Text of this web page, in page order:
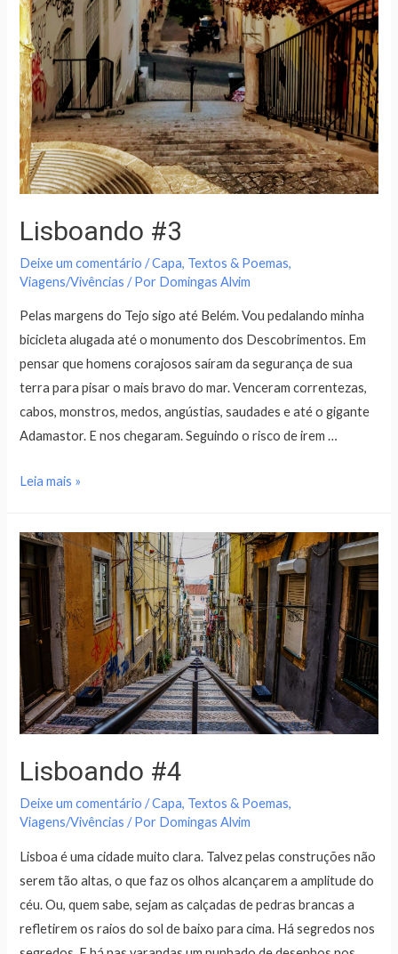
Lisboando #3
Deixe um comentário /Capa, Textos & Poemas,
Viagens/Vivências / Por Domingas Alvim
Pelas margens do Tejo sigo até Belém. Vou pedalando minha
bicicleta alugada até o monumento dos Descobrimentos. Em
pensar que homens corajosos saíram da segurança de sua
terra para pisar o mais bravo do mar. Venceram correntezas,
cabos, monstros, medos, angústias, saudades e até o gigante
Adamastor. E nos chegaram. Seguindo o risco de irem …
Leia mais »
Lisboando #4
Deixe um comentário /Capa, Textos & Poemas,
Viagens/Vivências / Por Domingas Alvim
Lisboa é uma cidade muito clara. Talvez pelas construções não
serem tão altas, o que faz os olhos alcançarem a amplitude do
céu. Ou, quem sabe, sejam as calçadas de pedras brancas a
refletirem os raios do sol de baixo para cima. Há segredos nos